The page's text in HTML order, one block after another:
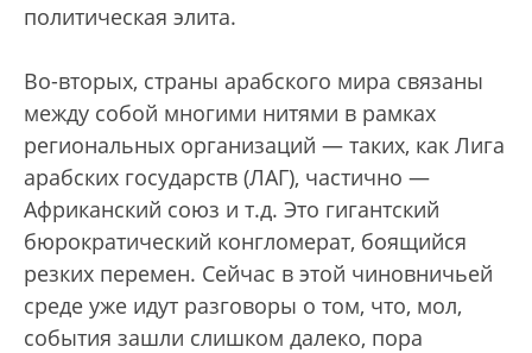
политическая элита.
Во-вторых, страны арабского мира связаны
между собой многими нитями в рамках
региональных организаций — таких, как Лига
арабских государств (ЛАГ), частично —
Африканский союз и т.д. Это гигантский
бюрократический конгломерат, боящийся
резких перемен. Сейчас в этой чиновничьей
среде уже идут разговоры о том, что, мол,
события зашли слишком далеко, пора